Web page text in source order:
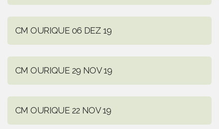
CM OURIQUE 06 DEZ 19
CM OURIQUE 29 NOV 19
CM OURIQUE 22 NOV 19